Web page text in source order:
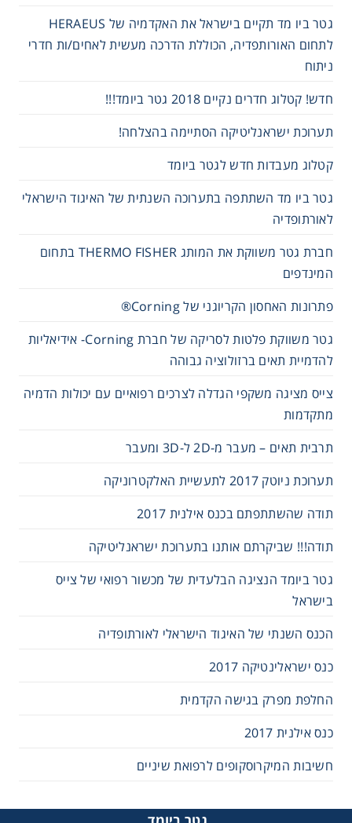
גטר ביו מד תקיים בישראל את האקדמיה של HERAEUS
לתחום האורותפדיה, הכוללת הדרכה מעשית לאחים/ות חדרי
ניתוח
חדש! קטלוג חדרים נקיים 2018 גטר ביומד!!!
תערוכת ישראנליטיקה הסתיימה בהצלחה!
קטלוג מעבדות חדש לגטר ביומד
גטר ביו מד השתתפה בתערוכה השנתית של האיגוד הישראלי
לאורתופדיה
חברת גטר משווקת את המותג THERMO FISHER בתחום
המינדפים
פתרונות האחסון הקריוגני של Corning®
גטר משווקת פלטות לסריקה של חברת Corning- אידיאליות
להדמיית תאים ברזולוציה גבוהה
צייס מציגה משקפי הגדלה לצרכים רפואיים עם יכולות הדמיה
מתקדמות
תרבית תאים – מעבר מ-2D ל-3D ומעבר
תערוכת ניוטק 2017 לתעשיית האלקטרוניקה
תודה שהשתתפתם בכנס אילנית 2017
תודה!!! שביקרתם אותנו בתערוכת ישראנליטיקה
גטר ביומד הנציגה הבלעדית של מכשור רפואי של צייס
בישראל
הכנס השנתי של האיגוד הישראלי לאורתופדיה
כנס ישראלינטיקה 2017
החלפת מפרק בגישה הקדמית
כנס אילנית 2017
חשיבות המיקרוסקופים לרפואת שיניים